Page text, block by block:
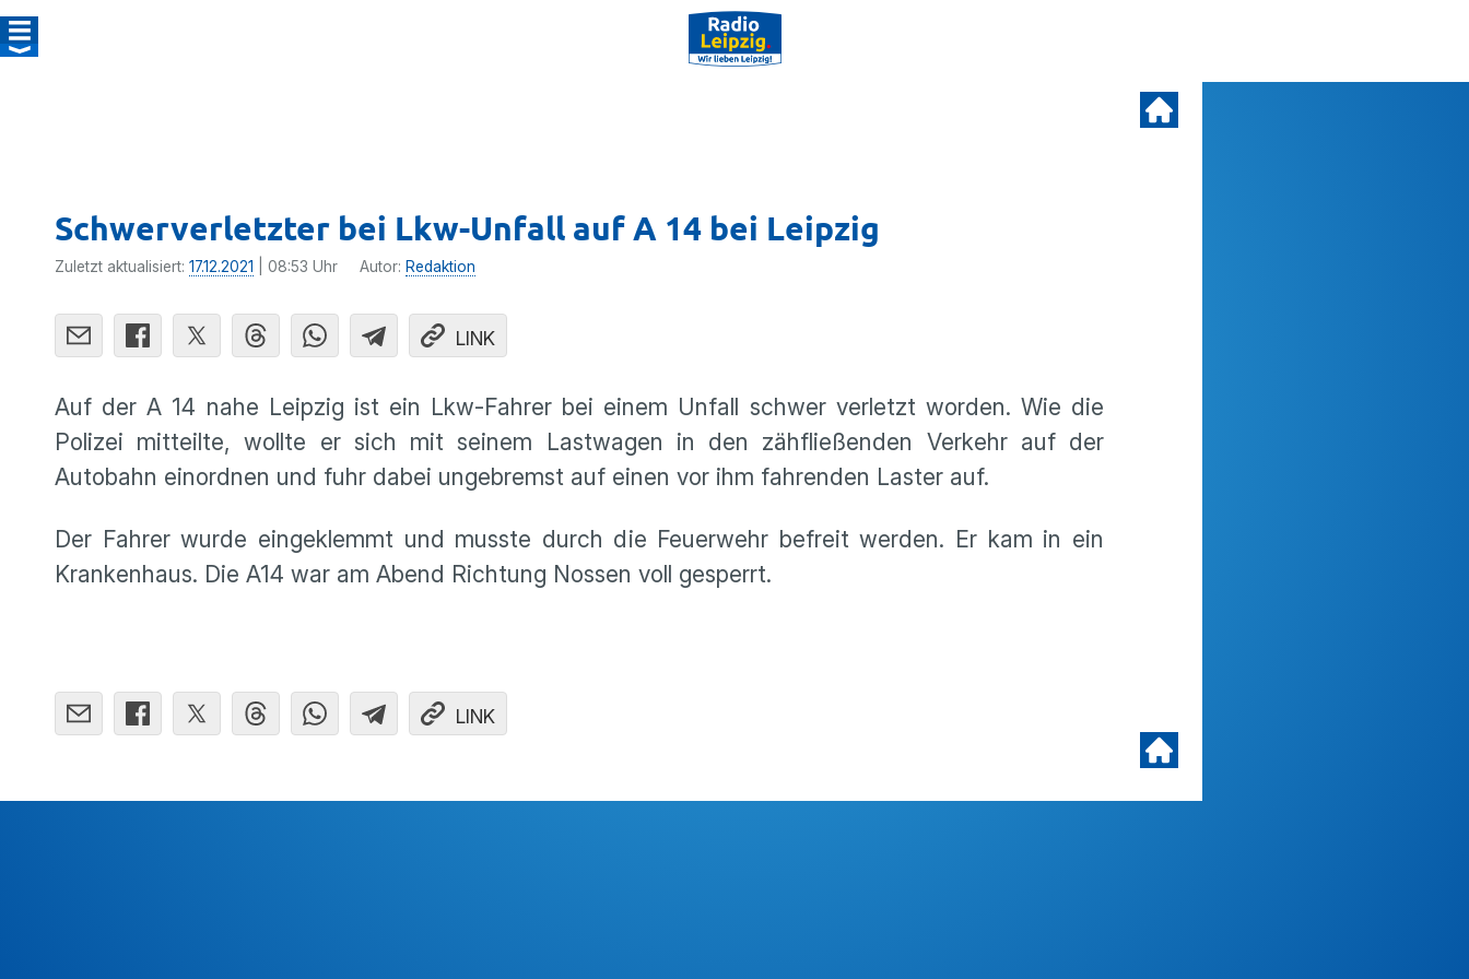
Schwerverletzter bei Lkw-Unfall auf A 14 bei Leipzig
Zuletzt aktualisiert: 17.12.2021 | 08:53 Uhr Autor: Redaktion
LINK
Auf der A 14 nahe Leipzig ist ein Lkw-Fahrer bei einem Unfall schwer verletzt worden. Wie die
Polizei mitteilte, wollte er sich mit seinem Lastwagen in den zähfließenden Verkehr auf der
Autobahn einordnen und fuhr dabei ungebremst auf einen vor ihm fahrenden Laster auf.
Der Fahrer wurde eingeklemmt und musste durch die Feuerwehr befreit werden. Er kam in ein
Krankenhaus. Die A14 war am Abend Richtung Nossen voll gesperrt.
LINK